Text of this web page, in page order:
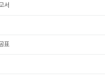
서
표